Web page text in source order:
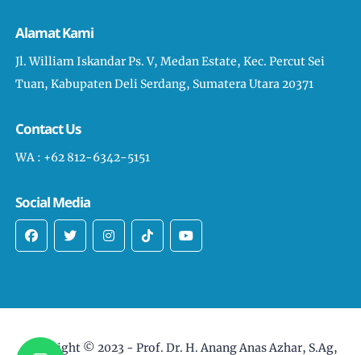
Alamat Kami
Jl. William Iskandar Ps. V, Medan Estate, Kec. Percut Sei
Tuan, Kabupaten Deli Serdang, Sumatera Utara 20371
Contact Us
WA : +62 812-6342-5151
Social Media
Copyright © 2023 - Prof. Dr. H. Anang Anas Azhar, S.Ag,